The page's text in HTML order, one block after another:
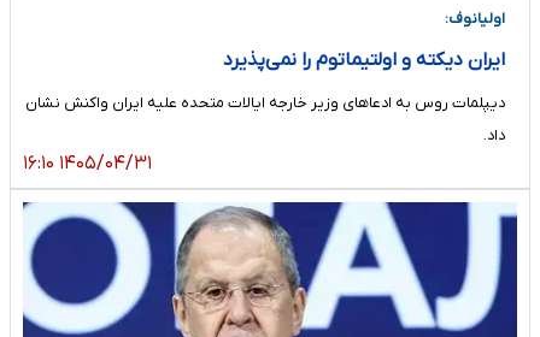
اولیانوف:
ایران دیکته و اولتیماتوم را نمی‌پذیرد
دیپلمات روس به ادعاهای وزیر خارجه ایالات متحده علیه ایران واکنش نشان
داد.
۱۴۰۵/۰۴/۳۱ ۱۶:۱۰